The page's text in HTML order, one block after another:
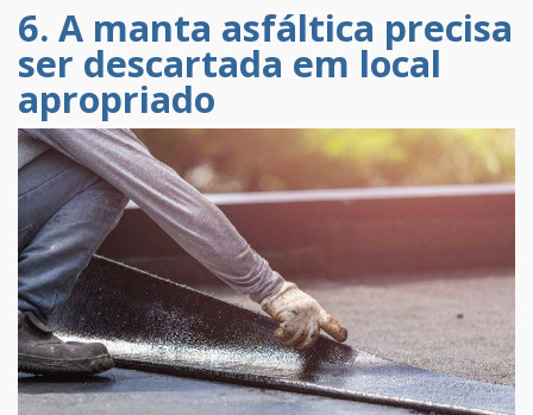
6. A manta asfáltica precisa
ser descartada em local
apropriado